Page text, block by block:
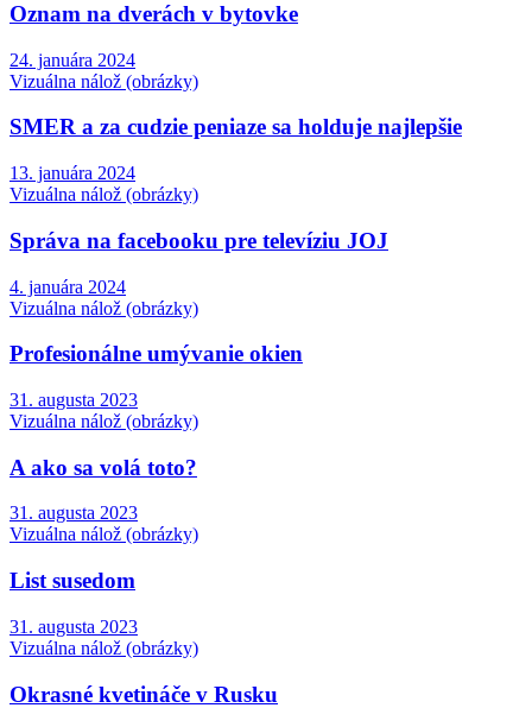
Oznam na dverách v bytovke
24. januára 2024
Vizuálna nálož (obrázky)
SMER a za cudzie peniaze sa holduje najlepšie
13. januára 2024
Vizuálna nálož (obrázky)
Správa na facebooku pre televíziu JOJ
4. januára 2024
Vizuálna nálož (obrázky)
Profesionálne umývanie okien
31. augusta 2023
Vizuálna nálož (obrázky)
A ako sa volá toto?
31. augusta 2023
Vizuálna nálož (obrázky)
List susedom
31. augusta 2023
Vizuálna nálož (obrázky)
Okrasné kvetináče v Rusku